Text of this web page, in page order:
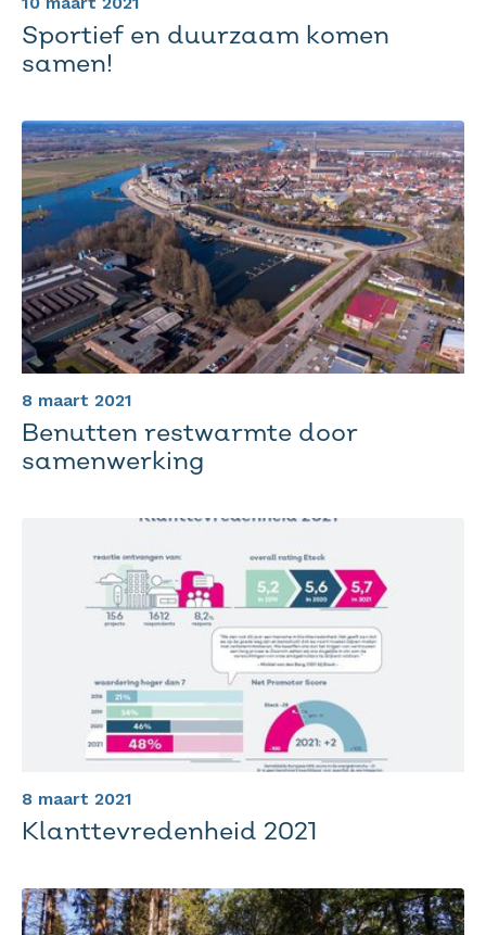
Sportief en duurzaam komen
samen!
Benutten restwarmte door
samenwerking
8 maart 2021
Klanttevredenheid 2021
8 maart 2021